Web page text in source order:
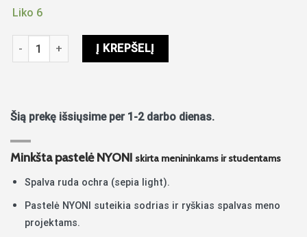
Liko 6
produkto kiekis: Minkšta pastelė NYONI rudos ochros spalvos
Į KREPŠELĮ
Šią prekę išsiųsime per 1-2 darbo dienas.
Minkšta pastelė NYONI skirta menininkams ir studentams
Spalva ruda ochra (sepia light).
Pastelė NYONI suteikia sodrias ir ryškias spalvas meno
projektams.